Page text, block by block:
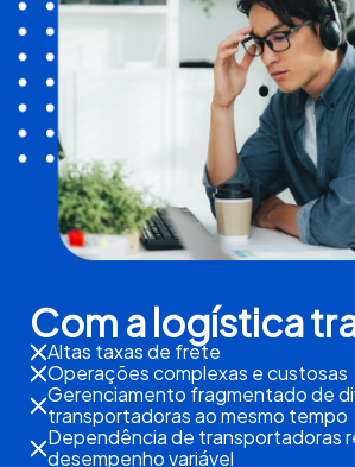
Com a logística
Altas taxas de frete
Operações complexas e custosas
Gerenciamento fragmentado de
transportadoras ao mesmo tempo
Dependência de transportadoras
desempenho variável